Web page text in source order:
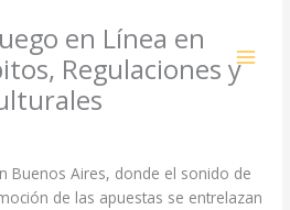
en Línea en
Regulaciones y
Buenos Aires, donde el sonido de
de las apuestas se entrelazan